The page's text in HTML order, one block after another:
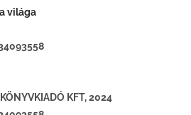
világa
KFT, 2024